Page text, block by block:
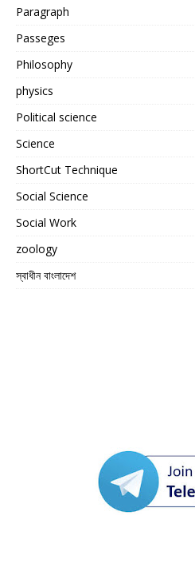
Paragraph
Passeges
Philosophy
physics
Political science
Science
ShortCut Technique
Social Science
Social Work
zoology
স্বাধীন বাংলাদেশ